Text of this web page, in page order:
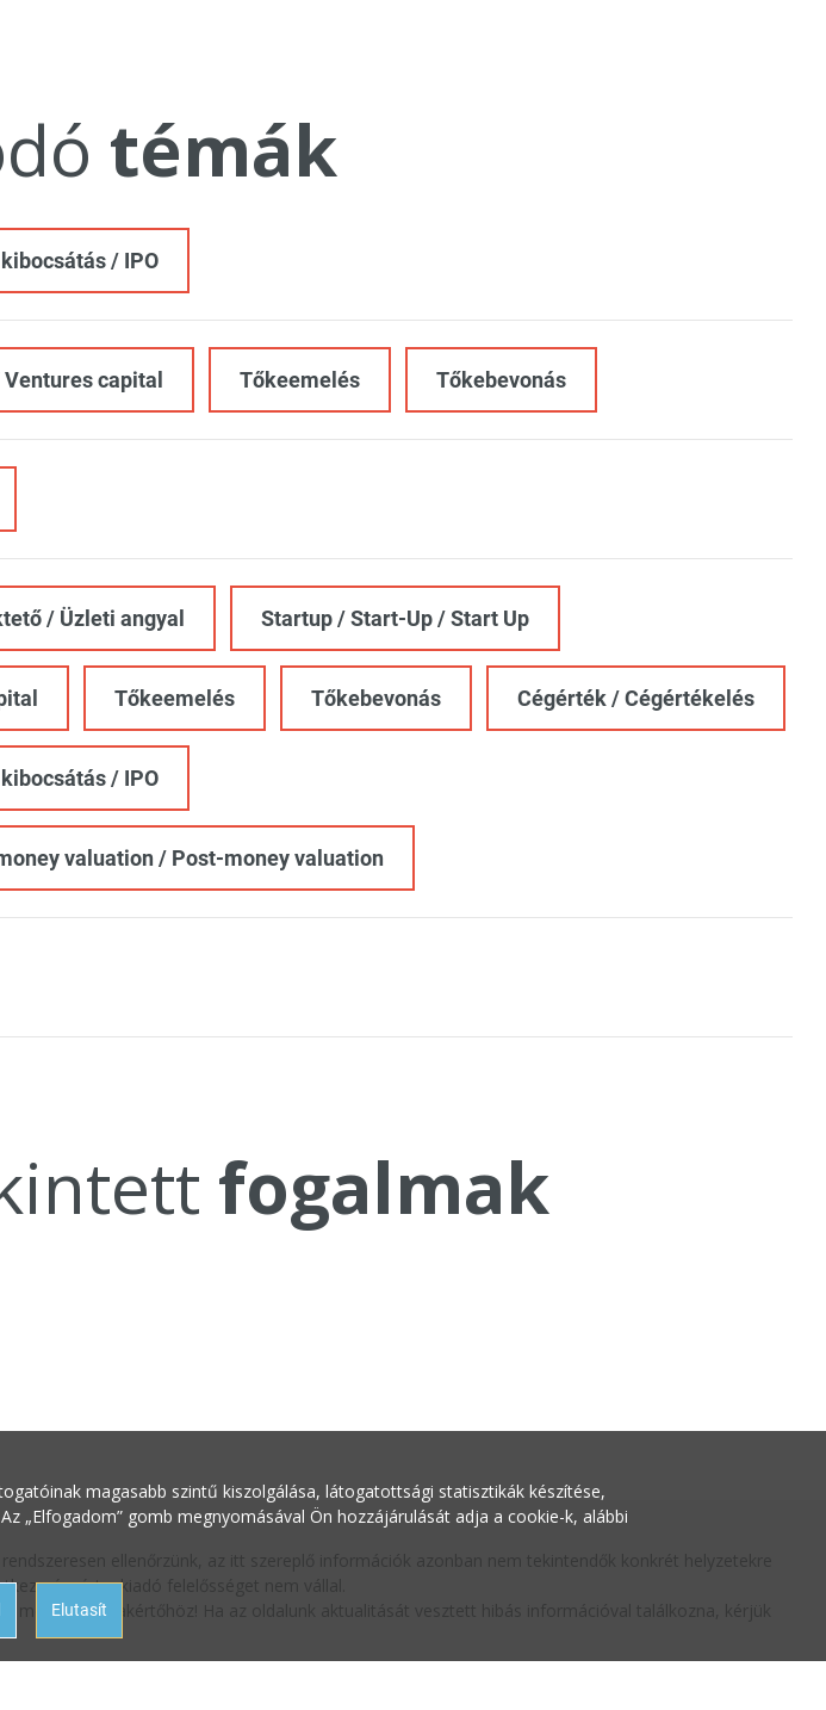
témák
/ IPO
capital Tőkeemelés Tőkebevonás
/ Üzleti angyal Startup / Start-Up / Start Up
Tőkeemelés Tőkebevonás Cégérték / Cégértékelés
/ IPO
valuation / Post-money valuation
fogalmak
ellenőrzünk, az itt szereplő információk azonban nem tekintendők konkrét helyzetekre
a kiadó felelősséget nem vállal.
szakértőhöz! Ha az oldalunk aktualitását vesztett hibás információval találkozna, kérjük
magasabb szintű kiszolgálása, látogatottsági statisztikák készítése,
„Elfogadom” gomb megnyomásával Ön hozzájárulását adja a cookie-k, alábbi
Elutasít